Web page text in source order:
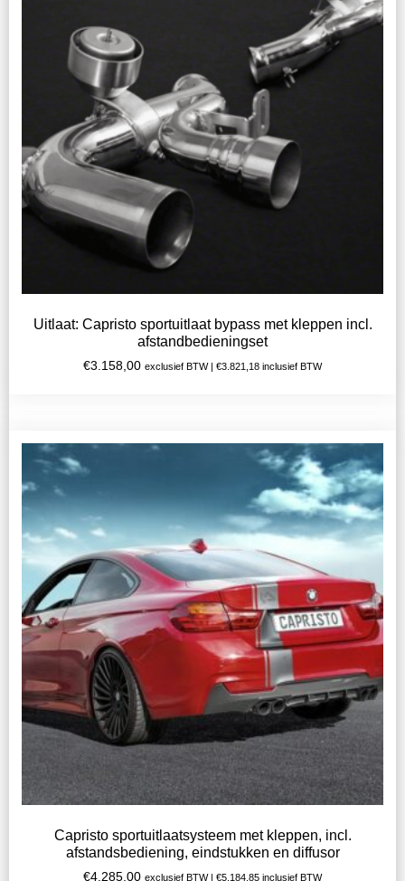
Uitlaat: Capristo sportuitlaat bypass met kleppen incl.
afstandbedieningset
€3.158,00 exclusief BTW | €3.821,18 inclusief BTW
Capristo sportuitlaatsysteem met kleppen, incl.
afstandsbediening, eindstukken en diffusor
€4.285,00 exclusief BTW | €5.184,85 inclusief BTW